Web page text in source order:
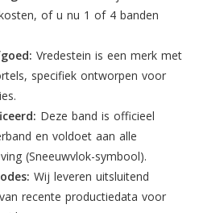
of u nu 1 of 4 banden
Vredestein is een merk met
specifiek ontworpen voor
Deze band is officieel
en voldoet aan alle
(Sneeuwvlok-symbool).
Wij leveren uitsluitend
recente productiedata voor